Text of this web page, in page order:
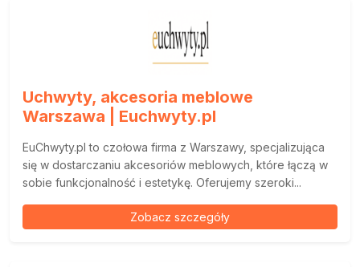
Uchwyty, akcesoria meblowe
Warszawa | Euchwyty.pl
EuChwyty.pl to czołowa firma z Warszawy, specjalizująca
się w dostarczaniu akcesoriów meblowych, które łączą w
sobie funkcjonalność i estetykę. Oferujemy szeroki...
Zobacz szczegóły